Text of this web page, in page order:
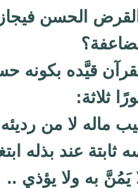
الحسن
قيَّده بكونه
ثلاثة:
ماله لا من رديئه
ثابتة عند بذله
يَمُنَّ به ولا يؤذي ..